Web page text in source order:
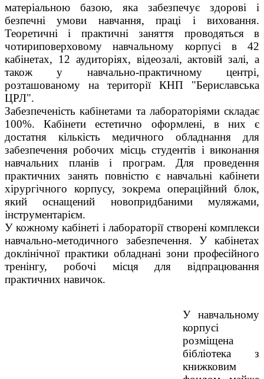
матеріальною базою, яка забезпечує здорові і
безпечні умови навчання, праці і виховання.
Теоретичні і практичні заняття проводяться в
чотириповерховому навчальному корпусі в 42
кабінетах, 12 аудиторіях, відеозалі, актовій залі, а
також у навчально-практичному центрі,
розташованому на території КНП "Бериславська
ЦРЛ".
Забезпеченість кабінетами та лабораторіями складає
100%. Кабінети естетично оформлені, в них є
достатня кількість медичного обладнання для
забезпечення робочих місць студентів і виконання
навчальних планів і програм. Для проведення
практичних занять повністю є навчальні кабінети
хірургічного корпусу, зокрема операційний блок,
який оснащений новопридбаними муляжами,
інструментарієм.
У кожному кабінеті і лабораторії створені комплекси
навчально-методичного забезпечення. У кабінетах
доклінічної практики обладнані зони професійного
тренінгу, робочі місця для відпрацювання
практичних навичок.
У навчальному
корпусі
розміщена
бібліотека з
книжковим